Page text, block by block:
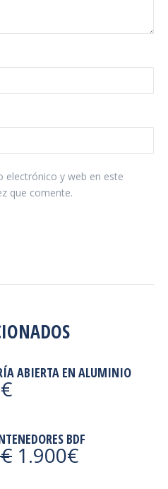
electrónico y web en este
que comente.
ABIERTA EN ALUMINIO
€
BDF
€ El
precio
1.900€El
precio